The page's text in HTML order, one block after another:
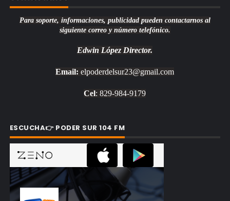
Para soporte, informaciones, publicidad pueden contactarnos al
siguiente correo y número telefónico.
Edwin López Director.
Email: elpoderdelsur23@gmail.com
Cel: 829-984-9179
ESCUCHA👉 PODER SUR 104 FM